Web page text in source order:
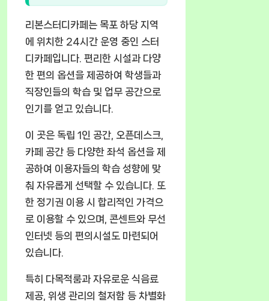
리본스터디카페는 목포 하당 지역
에 위치한 24시간 운영 중인 스터
디카페입니다. 편리한 시설과 다양
한 편의 옵션을 제공하여 학생들과
직장인들의 학습 및 업무 공간으로
인기를 얻고 있습니다.
이 곳은 독립 1인 공간, 오픈데스크,
카페 공간 등 다양한 좌석 옵션을 제
공하여 이용자들의 학습 성향에 맞
춰 자유롭게 선택할 수 있습니다. 또
한 정기권 이용 시 합리적인 가격으
로 이용할 수 있으며, 콘센트와 무선
인터넷 등의 편의시설도 마련되어
있습니다.
특히 다목적룸과 자유로운 식음료
제공, 위생 관리의 철저함 등 차별화